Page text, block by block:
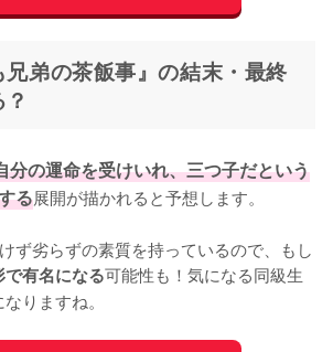
弟の茶飯事』の結末・最終
分の運命を受けいれ、三つ子だという
る展開が描かれると予想します。
ず劣らずの素質を持っているので、もし
有名になる可能性も！気になる同級生
りますね。